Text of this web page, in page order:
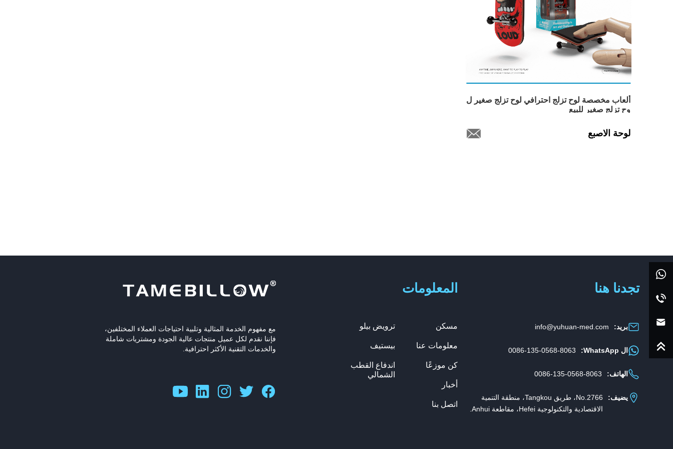
ألعاب مخصصة لوح تزلج احترافي لوح تزلج صغير ل
وح تزلج صغير للبيع
لوحة الاصبع
تجدنا هنا
بريد: info@yuhuan-med.com
ال WhatsApp: 0086-135-0568-8063
الهاتف: 0086-135-0568-8063
يضيف:
No.2766، طريق Tangkou، منطقة التنمية
الاقتصادية والتكنولوجية Hefei، مقاطعة Anhui.
المعلومات
مسكن
معلومات عنا
كن موزعًا
أخبار
اتصل بنا
ترويض بيلو
بيستيف
اندفاع القطب
الشمالي
مع مفهوم الخدمة المثالية وتلبية احتياجات العملاء المختلفين،
فإننا نقدم لكل عميل منتجات عالية الجودة ومشتريات شاملة
والخدمات التقنية الأكثر احترافية.